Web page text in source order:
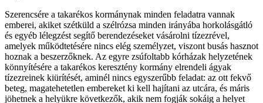
Szerencsére a takarékos kormánynak minden feladatra vannak
emberei, akiket szétküld a szélrózsa minden irányába horkolásgátló
és egyéb lélegzést segítő berendezéseket vásárolni tízezrével,
amelyek működtetésére nincs elég személyzet, viszont busás hasznot
hoznak a beszerzőknek. Az egyre zsúfoltabb kórházak helyzetének
könnyítésére a takarékos keresztény kormány elrendeli ágyak
tízezreinek kiürítését, aminél nincs egyszerűbb feladat: az ott fekvő
beteg, magatehetetlen embereket ki kell hajítani az utcára, és máris
jöhetnek a helyükre következők, akik nem fogják sokáig a helyet